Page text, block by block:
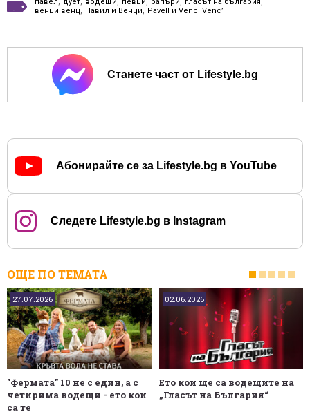
венци венц, Павил и Венци, Pavell и Venci Venc’
Станете част от Lifestyle.bg
Абонирайте се за Lifestyle.bg в YouTube
Следете Lifestyle.bg в Instagram
ОЩЕ ПО ТЕМАТА
27.07.2026
"Фермата" 10 не с един, а с
четирима водещи - ето кои
са те
02.06.2026
Ето кои ще са водещите на
„Гласът на България“